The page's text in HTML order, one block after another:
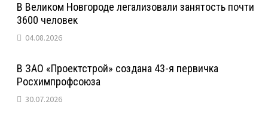
В Великом Новгороде легализовали занятость почти
3600 человек
04.08.2026
В ЗАО «Проектстрой» создана 43-я первичка
Росхимпрофсоюза
30.07.2026